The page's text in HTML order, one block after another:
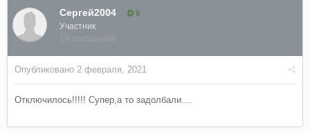
Сергей2004 9
Участник
19 сообщений
Опубликовано 2 февраля, 2021
Отключилось!!!!! Супер,а то задолбали....